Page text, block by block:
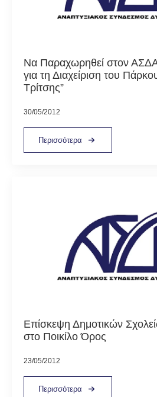
Να Παραχωρηθεί στον
για τη Διαχείριση του
Τρίτσης”
30/05/2012
Περισσότερα
Επίσκεψη Δημοτικών
στο Ποικίλο Όρος
23/05/2012
Περισσότερα